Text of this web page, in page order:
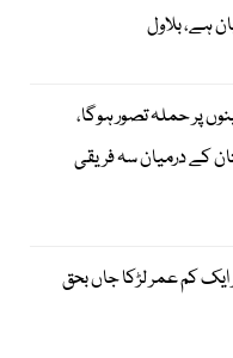
ہے، بلاول
پر حملہ تصور ہوگا،
کے درمیان سہ فریقی
ایک کم عمر لڑکا جاں بحق